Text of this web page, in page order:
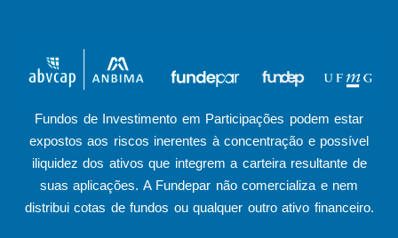
Fundos de Investimento em Participações podem estar
expostos aos riscos inerentes à concentração e possível
iliquidez dos ativos que integrem a carteira resultante de
suas aplicações. A Fundepar não comercializa e nem
distribui cotas de fundos ou qualquer outro ativo financeiro.​